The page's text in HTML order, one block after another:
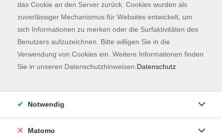
Kontaktformular
Impressum
AGB
Datenschutzerklärung
das Cookie an den Server zurück. Cookies wurden als
zuverlässiger Mechanismus für Websites entwickelt, um
sich Informationen zu merken oder die Surfaktivitäten des
Benutzers aufzuzeichnen. Bitte willigen Sie in die
Verwendung von Cookies ein. Weitere Informationen finden
Sie in unseren Datenschutzhinweisen. Datenschutz
Notwendig
Matomo